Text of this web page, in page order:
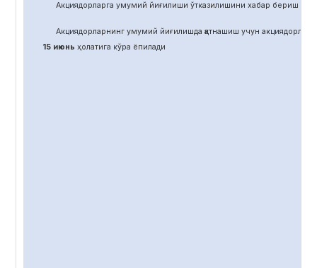
Акциядорларга умумий йиғилиши ўтказилишини хабар бериш
Акциядорларнинг умумий йиғилишда қатнашиш учун акциядорлар
15 июнь ҳолатига кўра ёпилади